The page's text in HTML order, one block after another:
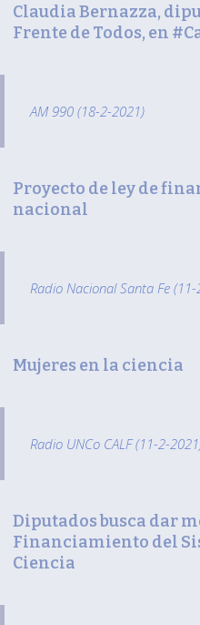
Claudia Bernazza,
Frente de Todos, en
AM 990 (18-2-2021)
Proyecto de ley de
nacional
Radio Nacional Santa Fe
Mujeres en la ciencia
Radio UNCo CALF (11-2-
Diputados busca dar
Financiamiento del
Ciencia